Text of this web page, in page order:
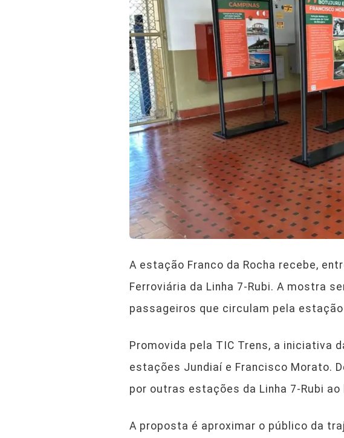
A estação Franco da Rocha recebe,
Ferroviária da Linha 7-Rubi. A mostra
passageiros que circulam pela
Promovida pela TIC Trens, a iniciativa
estações Jundiaí e Francisco Morato.
por outras estações da Linha 7-Rubi
A proposta é aproximar o público da